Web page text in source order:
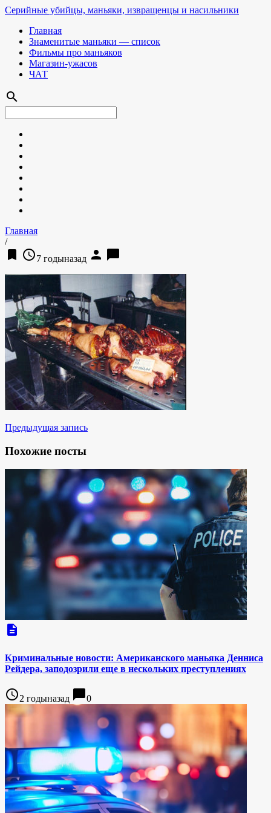
Серийные убийцы, маньяки, извращенцы и насильники
Главная
Знаменитые маньяки — список
Фильмы про маньяков
Магазин-ужасов
ЧАТ
search
Главная
/
bookmark access_time7 годыназад person chat_bubble
Предыдущая запись
Похожие посты
description
Криминальные новости: Американского маньяка Денниса
Рейдера, заподозрили еще в нескольких преступлениях
access_time2 годыназад chat_bubble0